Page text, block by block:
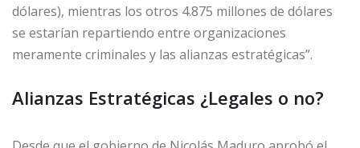
dólares), mientras los otros 4.875 millones de dólares
se estarían repartiendo entre organizaciones
meramente criminales y las alianzas estratégicas”.
Alianzas Estratégicas ¿Legales o no?